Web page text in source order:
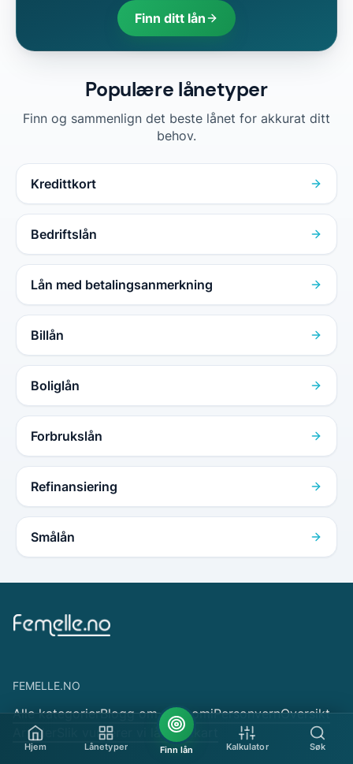
Finn ditt lån
Populære lånetyper
Finn og sammenlign det beste lånet for akkurat ditt
behov.
Kredittkort
Bedriftslån
Lån med betalingsanmerkning
Billån
Boliglån
Forbrukslån
Refinansiering
Smålån
FEMELLE.NO
Alle kategorierBlogg om økonomiPersonvernOversikt
Artikler
Slik vurderer vi lån Sidekart
Hjem Lånetyper Finn lån Kalkulator Søk